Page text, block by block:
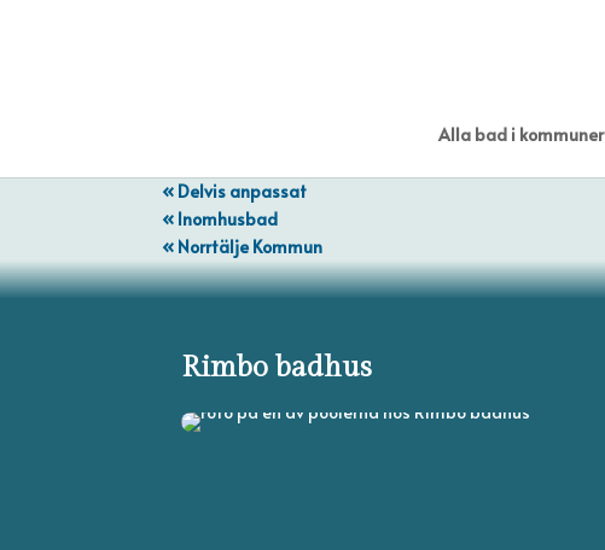
Alla bad i kommuner
« Delvis anpassat
« Inomhusbad
« Norrtälje Kommun
Rimbo badhus